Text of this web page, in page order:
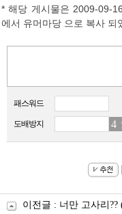
* 해당 게시물은 2009-09-
에서 유머마당 으로 복사 되
패스워드
도배방지 45
이전글 : 너만 고사리??